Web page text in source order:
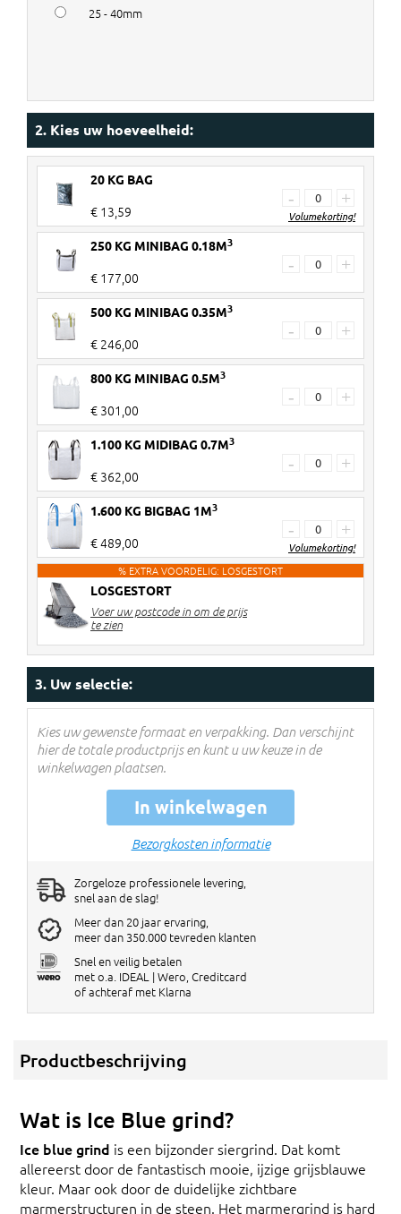
25 - 40mm
2. Kies uw hoeveelheid:
20 KG BAG
€ 13,59
- +
Volumekorting!
€ 3 korting per 20kg zak
Vanaf 60 stuks
winkelwagen!
250 KG MINIBAG 0.18M3
€ 177,00
- +
500 KG MINIBAG 0.35M3
€ 246,00
- +
800 KG MINIBAG 0.5M3
€ 301,00
- +
1.100 KG MIDIBAG 0.7M3
€ 362,00
- +
1.600 KG BIGBAG 1M3
€ 489,00
- +
Volumekorting!
2 stuks
3-4 stuks
€ 12 korting per big bag
5> stuks
Kortingen worden verrekend in de
% EXTRA VOORDELIG: LOSGESTORT
LOSGESTORT
Voer uw postcode in om de prijs
te zien
3. Uw selectie:
Kies uw gewenste formaat en verpakking. Dan verschijnt
hier de totale productprijs en kunt u uw keuze in de
winkelwagen plaatsen.
In winkelwagen
Bezorgkosten informatie
Zorgeloze professionele levering,
snel aan de slag!
Meer dan 20 jaar ervaring,
meer dan 350.000 tevreden klanten
Snel en veilig betalen
met o.a. IDEAL | Wero, Creditcard
of achteraf met Klarna
Productbeschrijving
Wat is Ice Blue grind?
Ice blue grind is een bijzonder siergrind. Dat komt
allereerst door de fantastisch mooie, ijzige grijsblauwe
kleur. Maar ook door de duidelijke zichtbare
marmerstructuren in de steen. Het marmergrind is hard